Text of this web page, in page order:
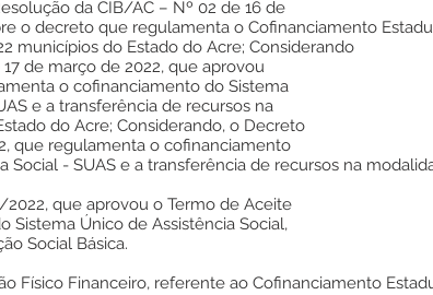
da CIB/AC – Nº 02 de 16 de
o decreto que regulamenta o Cofinanciamento
municípios do Estado do Acre; Considerando
de março de 2022, que aprovou
o cofinanciamento do Sistema
e a transferência de recursos na
do Acre; Considerando, o Decreto
que regulamenta o cofinanciamento
Social - SUAS e a transferência de recursos na
2022, que aprovou o Termo de Aceite
Sistema Único de Assistência Social,
Social Básica.
Físico Financeiro, referente ao Cofinanciamento